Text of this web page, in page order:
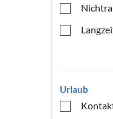
Urlaub